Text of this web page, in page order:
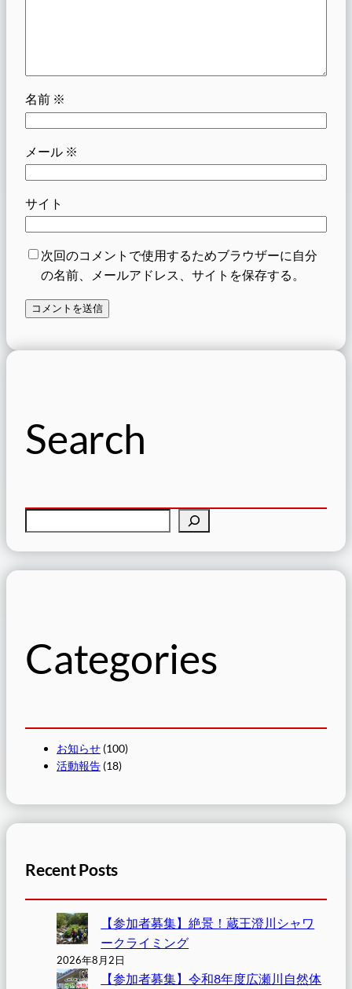
名前 ※
メール ※
サイト
次回のコメントで使用するためブラウザーに自分
の名前、メールアドレス、サイトを保存する。
Search
索
Categories
お知らせ (100)
活動報告 (18)
Recent Posts
【参加者募集】絶景！蔵王澄川シャワ
ークライミング
2026年8月2日
【参加者募集】令和8年度広瀬川自然体